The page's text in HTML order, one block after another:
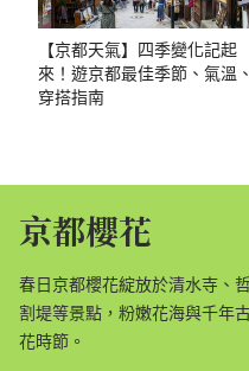
【京都天氣】四季變化記起
來！遊京都最佳季節、氣溫、
穿搭指南
京都櫻花
春日京都櫻花綻放於清水寺、
割堤等景點，粉嫩花海與千年
花時節。